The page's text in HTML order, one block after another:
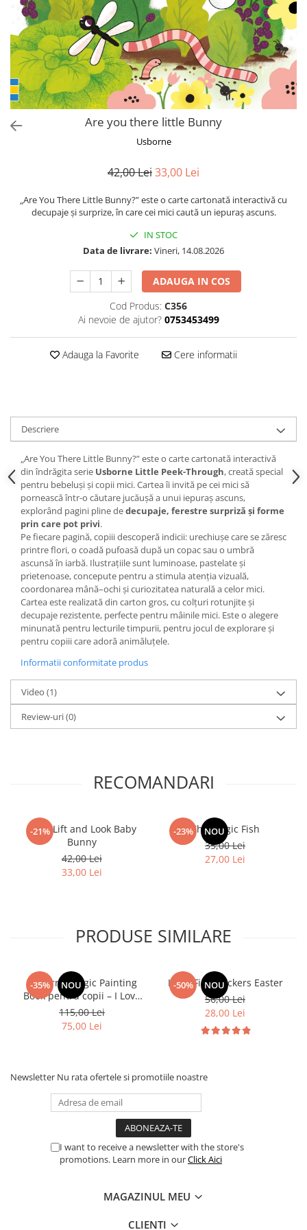
colorat cu apă
Puzzle
Seturi carti Usborne
Are you there little Bunny
Usborne
42,00 Lei33,00 Lei
„Are You There Little Bunny?” este o carte cartonată interactivă cu
decupaje și surprize, în care cei mici caută un iepuraș ascuns.
IN STOC
Data de livrare: Vineri, 14.08.2026
ADAUGA IN COS
Cod Produs: C356
Ai nevoie de ajutor? 0753453499
Adauga la Favorite Cere informatii
Descriere
„Are You There Little Bunny?” este o carte cartonată interactivă
din îndrăgita serie Usborne Little Peek-Through, creată special
pentru bebeluși și copii mici. Cartea îi invită pe cei mici să
pornească într-o căutare jucăușă a unui iepuraș ascuns,
explorând pagini pline dedecupaje, ferestre surpriză și forme
prin care pot privi.
Pe fiecare pagină, copiii descoperă indicii: urechiușe care se zăresc
printre flori, o coadă pufoasă după un copac sau o umbră
ascunsă în iarbă. Ilustrațiile sunt luminoase, pastelate și
prietenoase, concepute pentru a stimula atenția vizuală,
coordonarea mână–ochi și curiozitatea naturală a celor mici.
Cartea este realizată din carton gros, cu colțuri rotunjite și
decupaje rezistente, perfecte pentru mâinile mici. Este o alegere
minunată pentru lecturile timpurii, pentru jocul de explorare și
pentru copiii care adoră animăluțele.
Informatii conformitate produs
Video (1)
Review-uri(0)
RECOMANDARI
-21%
Little Lift and Look Baby
Bunny
42,00 Lei
33,00 Lei
-23% NOU
The Magic Fish
35,00 Lei
27,00 Lei
PRODUSE SIMILARE
-35% NOU
Usborne Magic Painting
Book pentru copii – I Love
You Bunny / Easter Magic
Painting
115,00 Lei
75,00 Lei
-50% NOU
Little First Stickers Easter
56,00 Lei
28,00 Lei
Newsletter Nu rata ofertele si promotiile noastre
I want to receive a newsletter with the store's
promotions. Learn more in ourClick Aici
MAGAZINUL MEU
CLIENTI